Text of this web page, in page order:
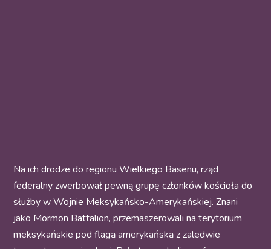
Na ich drodze do regionu Wielkiego Basenu, rząd
federalny zwerbował pewną grupę członków kościoła do
służby w Wojnie Meksykańsko-Amerykańskiej. Znani
jako Mormon Battalion, przemaszerowali na terytorium
meksykańskie pod flagą amerykańską z zaledwie